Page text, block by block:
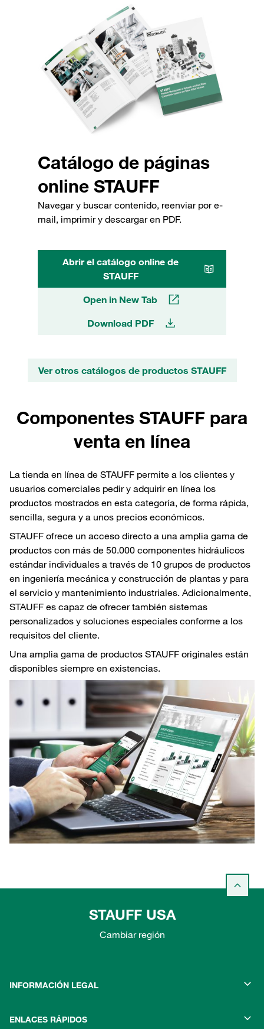
Catálogo de páginas
online STAUFF
Navegar y buscar contenido, reenviar por e-
mail, imprimir y descargar en PDF.
Abrir el catálogo online de
STAUFF
Open in New Tab
Download PDF
Ver otros catálogos de productos STAUFF
Componentes STAUFF para
venta en línea
La tienda en línea de STAUFF permite a los clientes y
usuarios comerciales pedir y adquirir en línea los
productos mostrados en esta categoría, de forma rápida,
sencilla, segura y a unos precios económicos.
STAUFF ofrece un acceso directo a una amplia gama de
productos con más de 50.000 componentes hidráulicos
estándar individuales a través de 10 grupos de productos
en ingeniería mecánica y construcción de plantas y para
el servicio y mantenimiento industriales. Adicionalmente,
STAUFF es capaz de ofrecer también sistemas
personalizados y soluciones especiales conforme a los
requisitos del cliente.
Una amplia gama de productos STAUFF originales están
disponibles siempre en existencias.
STAUFF USA
Cambiar región
INFORMACIÓN LEGAL
ENLACES RÁPIDOS